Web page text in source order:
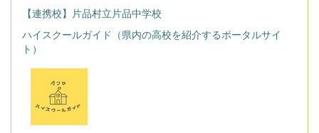
【連携校】片品村立片品中学校
ハイスクールガイド（県内の高校を紹介するポータルサイ
ト）